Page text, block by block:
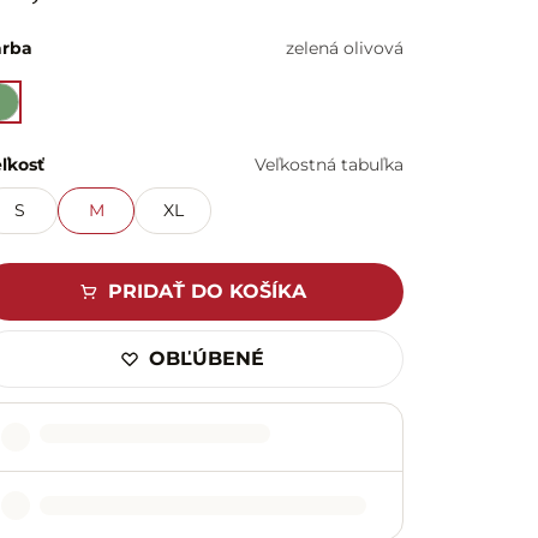
zelená olivová
Veľkostná tabuľka
S M XL
PRIDAŤ DO KOŠÍKA
OBĽÚBENÉ